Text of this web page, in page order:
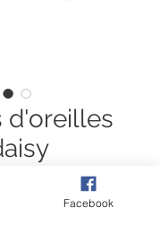
d'oreilles
Facebook